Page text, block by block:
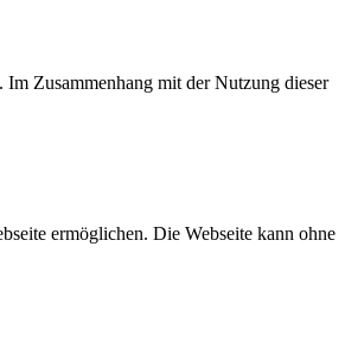
Zusammenhang mit der Nutzung dieser
ermöglichen. Die Webseite kann ohne